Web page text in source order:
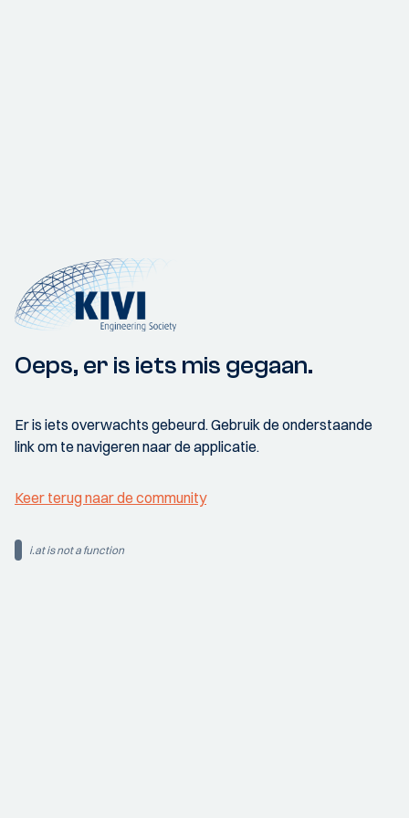
Oeps, er is iets mis gegaan.
Er is iets overwachts gebeurd. Gebruik de onderstaande
link om te navigeren naar de applicatie.
Keer terug naar de community
i.at is not a function